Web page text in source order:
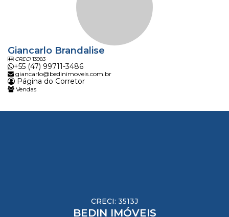
Giancarlo Brandalise
CRECI13983
+55 (47) 99711-3486
giancarlo@bedinimoveis.com.br
Página do Corretor
Vendas
CRECI: 3513J
BEDIN IMÓVEIS